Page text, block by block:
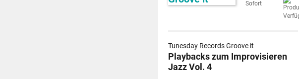
Sofort
Tunesday Records Groove it
Playbacks zum Improvisieren
Jazz Vol. 4